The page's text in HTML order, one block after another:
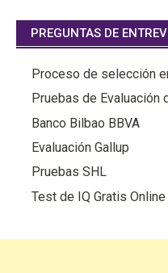
PREGUNTAS DE
Proceso de selección
Pruebas de Evaluación
Banco Bilbao BBVA
Evaluación Gallup
Pruebas SHL
Test de IQ Gratis Online